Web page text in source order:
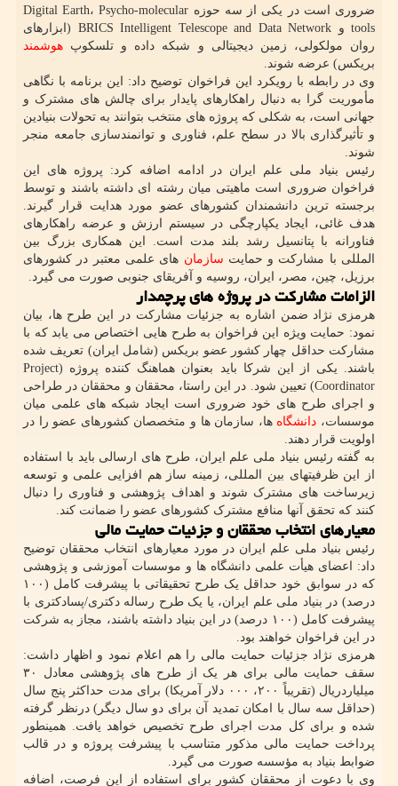
ضروری است در یکی از سه حوزه Digital Earth، Psycho-molecular
tools و BRICS Intelligent Telescope and Data Network (ابزارهای
روان مولکولی، زمین دیجیتالی و شبکه داده و تلسکوپ هوشمند
بریکس) عرضه شوند.
وی در رابطه با رویکرد این فراخوان توضیح داد: این برنامه با نگاهی
مأموریت گرا به دنبال راهکارهای پایدار برای چالش های مشترک و
جهانی است، به شکلی که پروژه های منتخب بتوانند به تحولات بنیادین
و تأثیرگذاری بالا در سطح علم، فناوری و توانمندسازی جامعه منجر
شوند.
رئیس بنیاد ملی علم ایران در ادامه اضافه کرد: پروژه های این
فراخوان ضروری است ماهیتی میان رشته ای داشته باشند و توسط
برجسته ترین دانشمندان کشورهای عضو مورد هدایت قرار گیرند.
هدف غائی، ایجاد یکپارچگی در سیستم ارزش و عرضه راهکارهای
فناورانه با پتانسیل رشد بلند مدت است. این همکاری بزرگ بین
المللی با مشارکت و حمایت سازمان های علمی معتبر در کشورهای
برزیل، چین، مصر، ایران، روسیه و آفریقای جنوبی صورت می گیرد.
الزامات مشارکت در پروژه های پرچمدار
هرمزی نژاد ضمن اشاره به جزئیات مشارکت در این طرح ها، بیان
نمود: حمایت ویژه این فراخوان به طرح هایی اختصاص می یابد که با
مشارکت حداقل چهار کشور عضو بریکس (شامل ایران) تعریف شده
باشند. یکی از این شرکا باید بعنوان هماهنگ کننده پروژه (Project
Coordinator) تعیین شود. در این راستا، محققان و محققان در طراحی
و اجرای طرح های خود ضروری است ایجاد شبکه های علمی میان
موسسات، دانشگاه ها، سازمان ها و متخصصان کشورهای عضو را در
اولویت قرار دهند.
به گفته رئیس بنیاد ملی علم ایران، طرح های ارسالی باید با استفاده
از این ظرفیتهای بین المللی، زمینه ساز هم افزایی علمی و توسعه
زیرساخت های مشترک شوند و اهداف پژوهشی و فناوری را دنبال
کنند که تحقق آنها منافع مشترک کشورهای عضو را ضمانت کند.
معیارهای انتخاب محققان و جزئیات حمایت مالی
رئیس بنیاد ملی علم ایران در مورد معیارهای انتخاب محققان توضیح
داد: اعضای هیأت علمی دانشگاه ها و موسسات آموزشی و پژوهشی
که در سوابق خود حداقل یک طرح تحقیقاتی با پیشرفت کامل (۱۰۰
درصد) در بنیاد ملی علم ایران، یا یک طرح رساله دکتری/پسادکتری با
پیشرفت کامل (۱۰۰ درصد) در این بنیاد داشته باشند، مجاز به شرکت
در این فراخوان خواهند بود.
هرمزی نژاد جزئیات حمایت مالی را هم اعلام نمود و اظهار داشت:
سقف حمایت مالی برای هر یک از طرح های پژوهشی معادل ۳۰
میلیاردریال (تقریباً ۲۰۰، ۰۰۰ دلار آمریکا) برای مدت حداکثر پنج سال
(حداقل سه سال با امکان تمدید آن برای دو سال دیگر) درنظر گرفته
شده و برای کل مدت اجرای طرح تخصیص خواهد یافت. همینطور
پرداخت حمایت مالی مذکور متناسب با پیشرفت پروژه و در قالب
ضوابط بنیاد به مؤسسه صورت می گیرد.
وی با دعوت از محققان کشور برای استفاده از این فرصت، اضافه